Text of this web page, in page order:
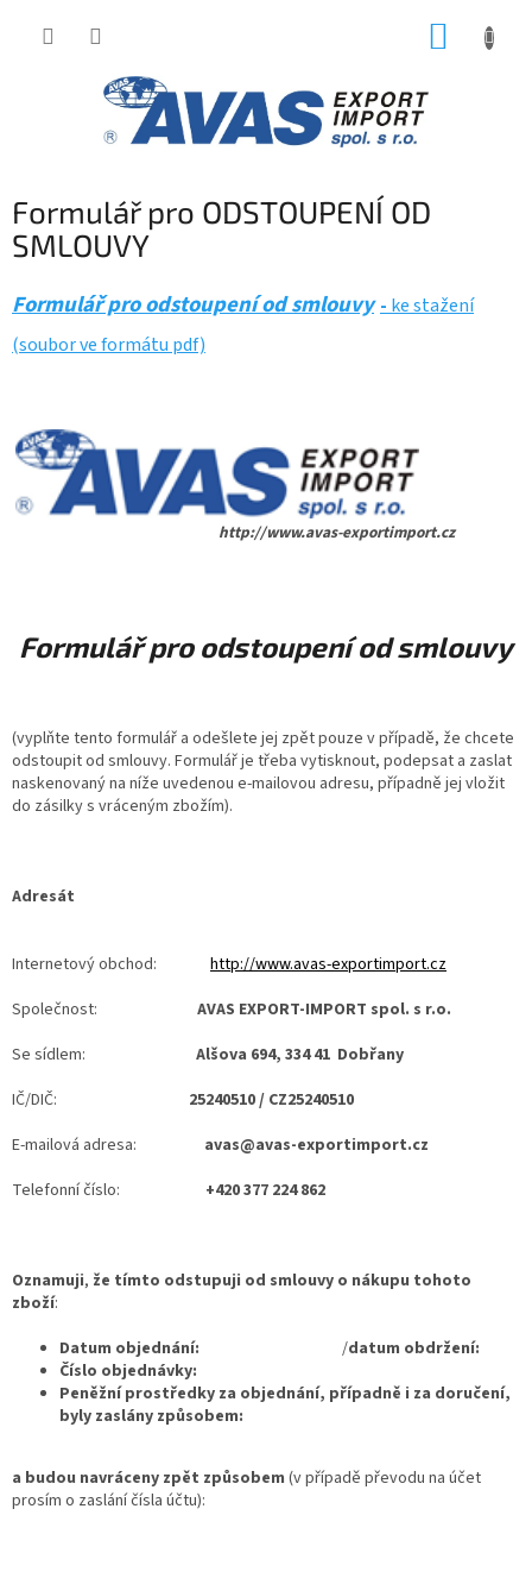
Formulář pro ODSTOUPENÍ OD
SMLOUVY
Formulář pro odstoupení od smlouvy - ke stažení
(soubor ve formátu pdf)
http://www.avas-exportimport.cz
Formulář pro odstoupení od smlouvy
(vyplňte tento formulář a odešlete jej zpět pouze v případě, že chcete
odstoupit od smlouvy. Formulář je třeba vytisknout, podepsat a zaslat
naskenovaný na níže uvedenou e-mailovou adresu, případně jej vložit
do zásilky s vráceným zbožím).
Adresát
Internetový obchod:
http://www.avas-exportimport.cz
Společnost: AVAS EXPORT-IMPORT spol. s r.o.
Se sídlem: Alšova 694, 334 41 Dobřany
IČ/DIČ: 25240510 / CZ25240510
E-mailová adresa: avas@avas-exportimport.cz
Telefonní číslo: +420 377 224 862
Oznamuji, že tímto odstupuji od smlouvy o nákupu tohoto
zboží:
Datum objednání: /datum obdržení:
Číslo objednávky:
Peněžní prostředky za objednání, případně i za doručení,
byly zaslány způsobem:
a budou navráceny zpět způsobem (v případě převodu na účet
prosím o zaslání čísla účtu):